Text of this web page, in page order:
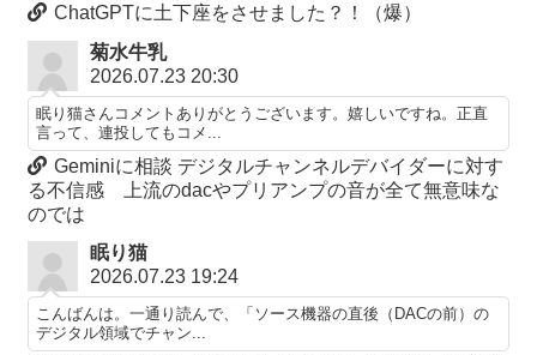
ChatGPTに土下座をさせました？！（爆）
菊水牛乳
2026.07.23 20:30
眠り猫さんコメントありがとうございます。嬉しいですね。正直
言って、連投してもコメ...
Geminiに相談 デジタルチャンネルデバイダーに対す
る不信感 上流のdacやプリアンプの音が全て無意味な
のでは
眠り猫
2026.07.23 19:24
こんばんは。一通り読んで、「ソース機器の直後（DACの前）の
デジタル領域でチャン...